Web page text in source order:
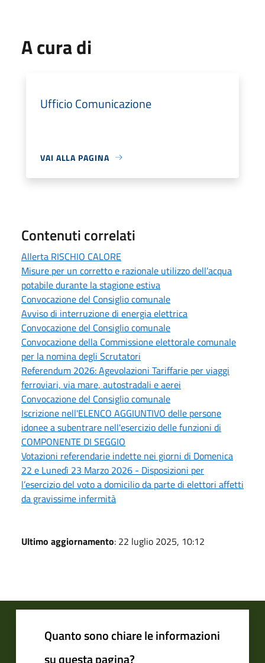
A cura di
Ufficio Comunicazione
VAI ALLA PAGINA
Contenuti correlati
Allerta RISCHIO CALORE
Misure per un corretto e razionale utilizzo dell’acqua
potabile durante la stagione estiva
Convocazione del Consiglio comunale
Avviso di interruzione di energia elettrica
Convocazione del Consiglio comunale
Convocazione della Commissione elettorale comunale
per la nomina degli Scrutatori
Referendum 2026: Agevolazioni Tariffarie per viaggi
ferroviari, via mare, autostradali e aerei
Convocazione del Consiglio comunale
Iscrizione nell'ELENCO AGGIUNTIVO delle persone
idonee a subentrare nell'esercizio delle funzioni di
COMPONENTE DI SEGGIO
Votazioni referendarie indette nei giorni di Domenica
22 e Lunedì 23 Marzo 2026 - Disposizioni per
l’esercizio del voto a domicilio da parte di elettori affetti
da gravissime infermità
Ultimo aggiornamento: 22 luglio 2025, 10:12
Quanto sono chiare le informazioni
su questa pagina?